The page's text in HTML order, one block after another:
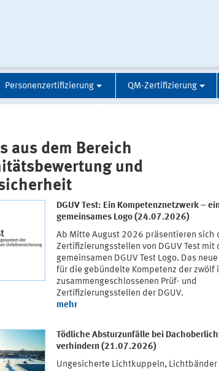
Personenzertifizierung QM-Zertifizierung
aus dem Bereich
und
DGUV Test: Ein Kompetenznetzwerk –
gemeinsames Logo (24.07.2026)
Ab Mitte August 2026 präsentieren sich
Zertifizierungsstellen von DGUV Test mit
gemeinsamen DGUV Test Logo. Das
für die gebündelte Kompetenz der zwölf
zusammengeschlossenen Prüf- und
Zertifizierungsstellen der DGUV.
mehr
Tödliche Absturzunfälle bei
verhindern (21.07.2026)
Ungesicherte Lichtkuppeln, Lichtbänder